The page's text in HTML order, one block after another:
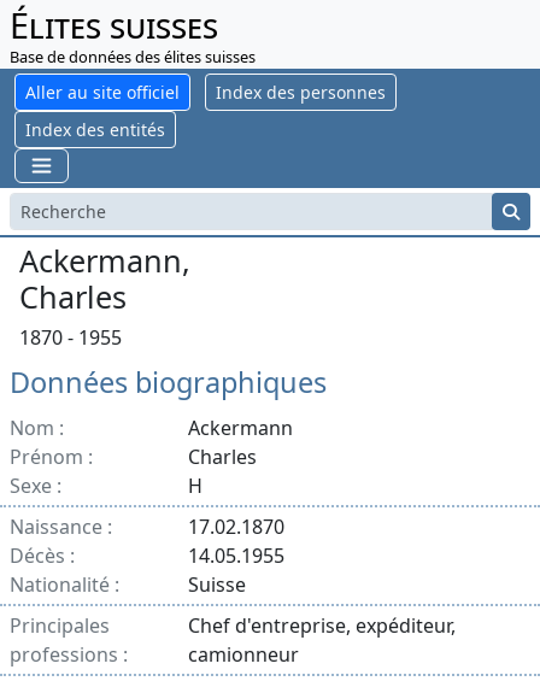
Élites suisses
Base de données des élites suisses
Aller au site officiel
Index des personnes
Index des entités
Ackermann,
Charles
1870 - 1955
Données biographiques
Nom :
Ackermann
Prénom :
Charles
Sexe :
H
Naissance :
17.02.1870
Décès :
14.05.1955
Nationalité :
Suisse
Principales
professions :
Chef d'entreprise, expéditeur,
camionneur